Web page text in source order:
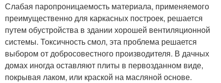
Слабая паропроницаемость материала, применяемого
преимущественно для каркасных построек, решается
путем обустройства в здании хорошей вентиляционной
системы. Токсичность смол, эта проблема решается
выбором от добросовестного производителя. В дачных
домах иногда оставляют плиты в первозданном виде,
покрывая лаком, или краской на масляной основе.